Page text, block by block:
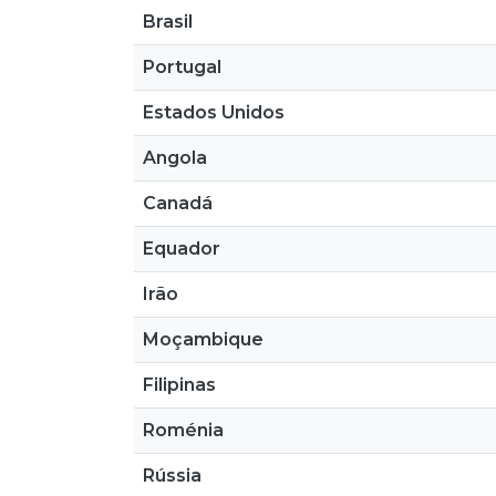
Brasil
Portugal
Estados Unidos
Angola
Canadá
Equador
Irão
Moçambique
Filipinas
Roménia
Rússia